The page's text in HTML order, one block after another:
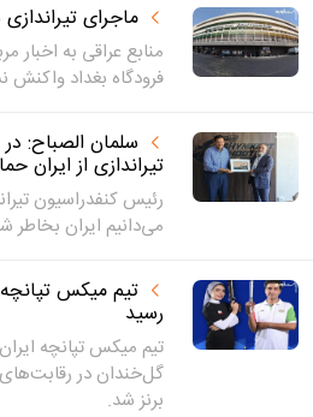
ماجرای
منابع عراقی به اخبار
فرودگاه بغداد واکنش
سلمان الصباح:
تیراندازی از ایران
رئیس کنفدراسیون
می‌دانیم ایران
تیم میکس تپانچه
رسید
تیم میکس تپانچه
گل‌خندان در
برنز شد.